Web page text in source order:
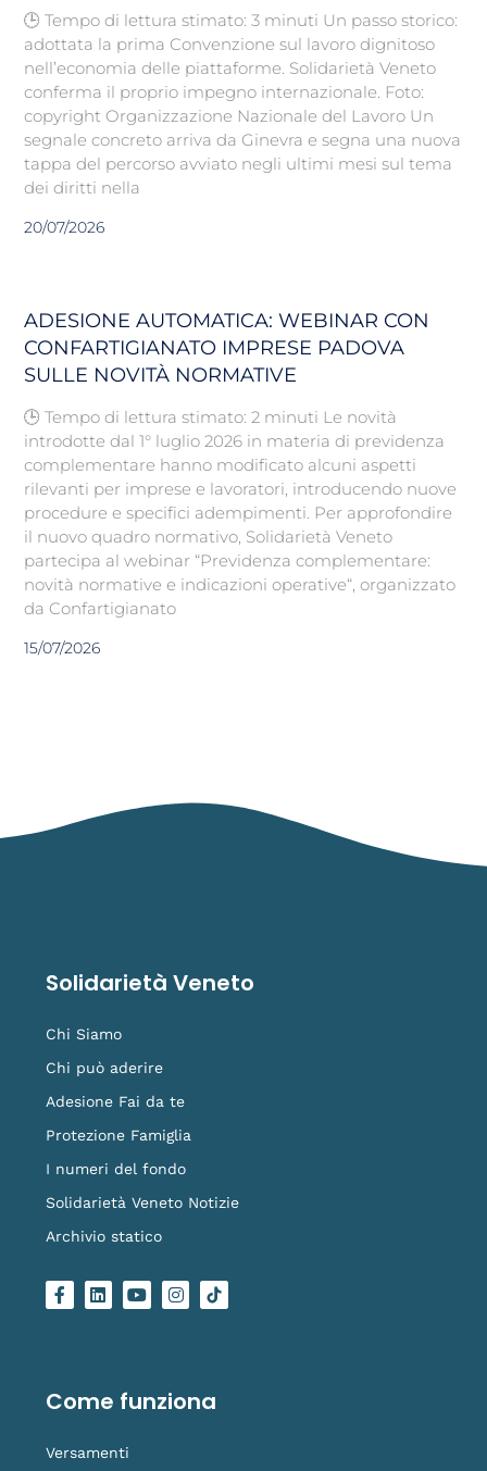
🕒 Tempo di lettura stimato: 3 minuti Un passo storico:
adottata la prima Convenzione sul lavoro dignitoso
nell’economia delle piattaforme. Solidarietà Veneto
conferma il proprio impegno internazionale. Foto:
copyright Organizzazione Nazionale del Lavoro Un
segnale concreto arriva da Ginevra e segna una nuova
tappa del percorso avviato negli ultimi mesi sul tema
dei diritti nella
20/07/2026
ADESIONE AUTOMATICA: WEBINAR CON
CONFARTIGIANATO IMPRESE PADOVA
SULLE NOVITÀ NORMATIVE
🕒 Tempo di lettura stimato: 2 minuti Le novità
introdotte dal 1° luglio 2026 in materia di previdenza
complementare hanno modificato alcuni aspetti
rilevanti per imprese e lavoratori, introducendo nuove
procedure e specifici adempimenti. Per approfondire
il nuovo quadro normativo, Solidarietà Veneto
partecipa al webinar “Previdenza complementare:
novità normative e indicazioni operative“, organizzato
da Confartigianato
15/07/2026
Solidarietà Veneto
Chi Siamo
Chi può aderire
Adesione Fai da te
Protezione Famiglia
I numeri del fondo
Solidarietà Veneto Notizie
Archivio statico
F
a
o
k
L
i
i
n
Y
o
e
I
n
r
a
L
o
i
k
Come funziona
Versamenti